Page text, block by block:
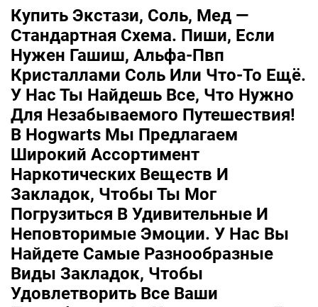
Купить Экстази, Соль, Мед —
Стандартная Схема. Пиши, Если
Нужен Гашиш, Альфа-Пвп
Кристаллами Соль Или Что-То Ещё.
У Нас Ты Найдешь Все, Что Нужно
Для Незабываемого Путешествия!
В Hogwarts Мы Предлагаем
Широкий Ассортимент
Наркотических Веществ И
Закладок, Чтобы Ты Мог
Погрузиться В Удивительные И
Неповторимые Эмоции. У Нас Вы
Найдете Самые Разнообразные
Виды Закладок, Чтобы
Удовлетворить Все Ваши